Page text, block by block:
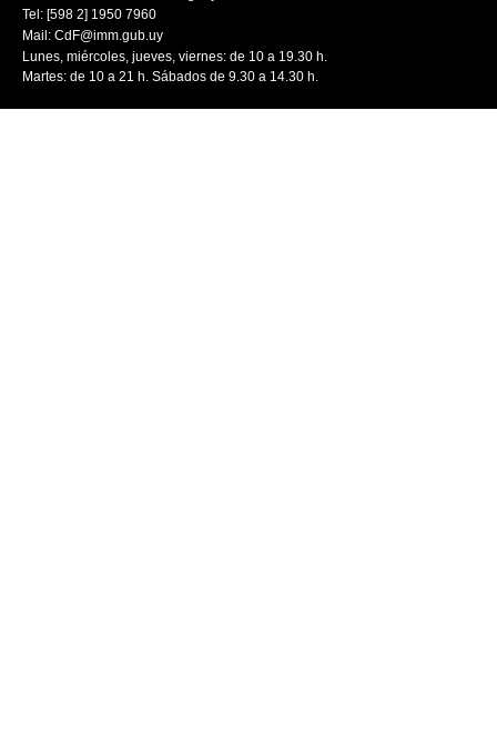
Tel: [598 2] 1950 7960
Mail: CdF@imm.gub.uy
Lunes, miércoles, jueves, viernes: de 10 a 19.30 h.
Martes: de 10 a 21 h. Sábados de 9.30 a 14.30 h.